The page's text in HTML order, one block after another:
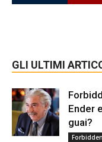
GLI ULTIMI
Ender
guai?